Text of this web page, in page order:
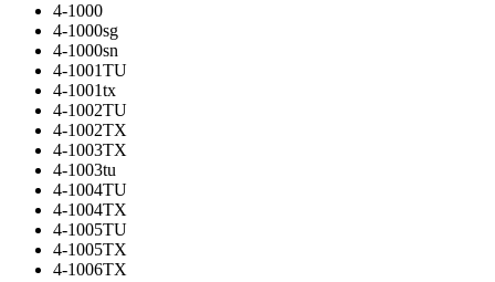
4-1000
4-1000sg
4-1000sn
4-1001TU
4-1001tx
4-1002TU
4-1002TX
4-1003TX
4-1003tu
4-1004TU
4-1004TX
4-1005TU
4-1005TX
4-1006TX